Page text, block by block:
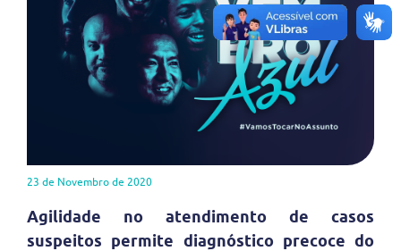
23 de Novembro de 2020
Agilidade no atendimento de casos
suspeitos permite diagnóstico precoce do